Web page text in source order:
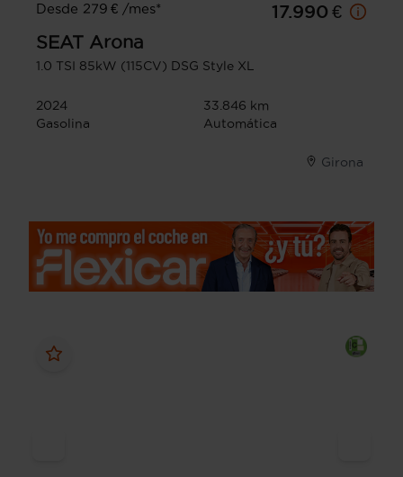
Desde 279 € /mes*
17.990 €
SEAT Arona
1.0 TSI 85kW (115CV) DSG Style XL
2024
33.846 km
Gasolina
Automática
Girona